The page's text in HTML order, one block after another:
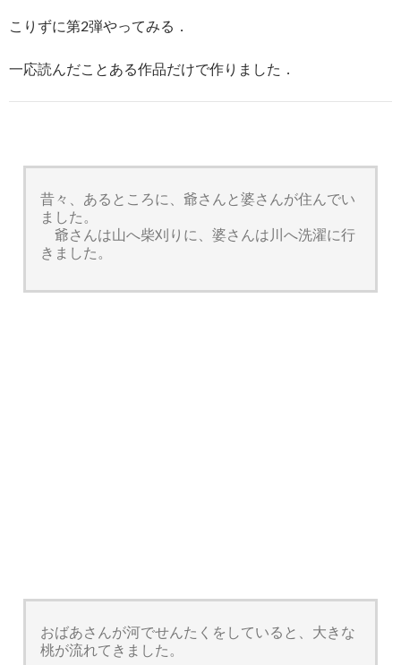
こりずに第2弾やってみる．
一応読んだことある作品だけで作りました．
昔々、あるところに、爺さんと婆さんが住んでい
ました。
爺さんは山へ柴刈りに、婆さんは川へ洗濯に行
きました。
おばあさんが河でせんたくをしていると、大きな
桃が流れてきました。